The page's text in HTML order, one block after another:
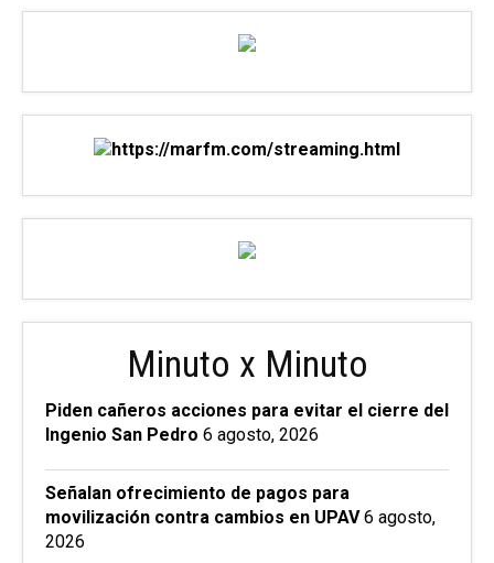
Minuto x Minuto
Piden cañeros acciones para evitar el cierre del
Ingenio San Pedro 6 agosto, 2026
Señalan ofrecimiento de pagos para
movilización contra cambios en UPAV 6 agosto,
2026